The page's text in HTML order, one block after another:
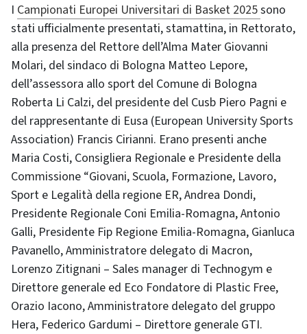
I Campionati Europei Universitari di Basket 2025sono
stati ufficialmente presentati, stamattina, in Rettorato,
alla presenza del Rettore dell’Alma Mater Giovanni
Molari, del sindaco di Bologna Matteo Lepore,
dell’assessora allo sport del Comune di Bologna
Roberta Li Calzi, del presidente del Cusb Piero Pagni e
del rappresentante di Eusa (European University Sports
Association) Francis Cirianni. Erano presenti anche
Maria Costi, Consigliera Regionale e Presidente della
Commissione “Giovani, Scuola, Formazione, Lavoro,
Sport e Legalità della regione ER, Andrea Dondi,
Presidente Regionale Coni Emilia-Romagna, Antonio
Galli, Presidente Fip Regione Emilia-Romagna, Gianluca
Pavanello, Amministratore delegato di Macron,
Lorenzo Zitignani – Sales manager di Technogym e
Direttore generale ed Eco Fondatore di Plastic Free,
Orazio Iacono, Amministratore delegato del gruppo
Hera, Federico Gardumi – Direttore generale GTI.